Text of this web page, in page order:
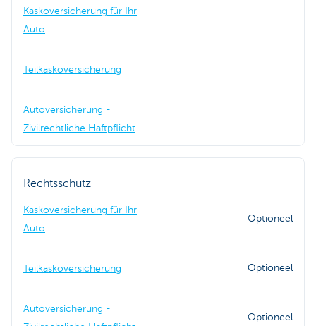
Kaskoversicherung für Ihr
Auto
Teilkaskoversicherung
Autoversicherung -
Zivilrechtliche Haftpflicht
Rechtsschutz
Kaskoversicherung für Ihr
Auto
Optioneel
Teilkaskoversicherung Optioneel
Autoversicherung -
Optioneel